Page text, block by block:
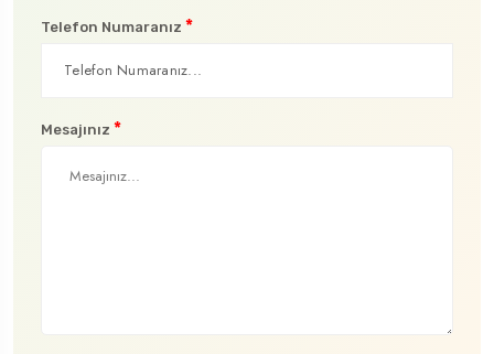
Telefon Numaranız *
Mesajınız *